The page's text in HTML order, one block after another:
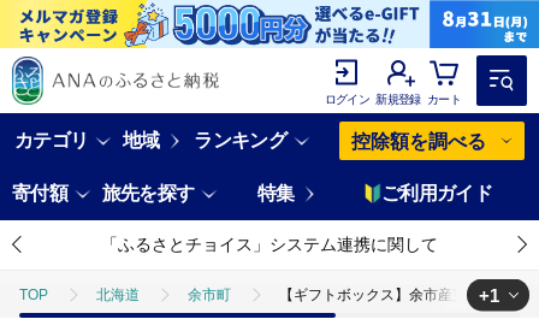
ログイン 新規登録 カート
カテゴリ 地域 ランキング 控除額を調べる
寄付額 旅先を探す 特集 ご利用ガイド
「ふるさとチョイス」システム連携に関して
TOP 北海道 余市町 【ギフトボックス】余市産完全無添加
+1